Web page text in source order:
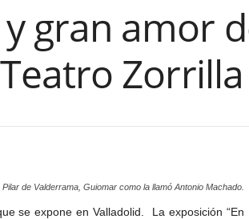
gran amor
Zorrilla
Pilar de Valderrama, Guiomar como la llamó Antonio Machado.
se expone en Valladolid. La exposición “En